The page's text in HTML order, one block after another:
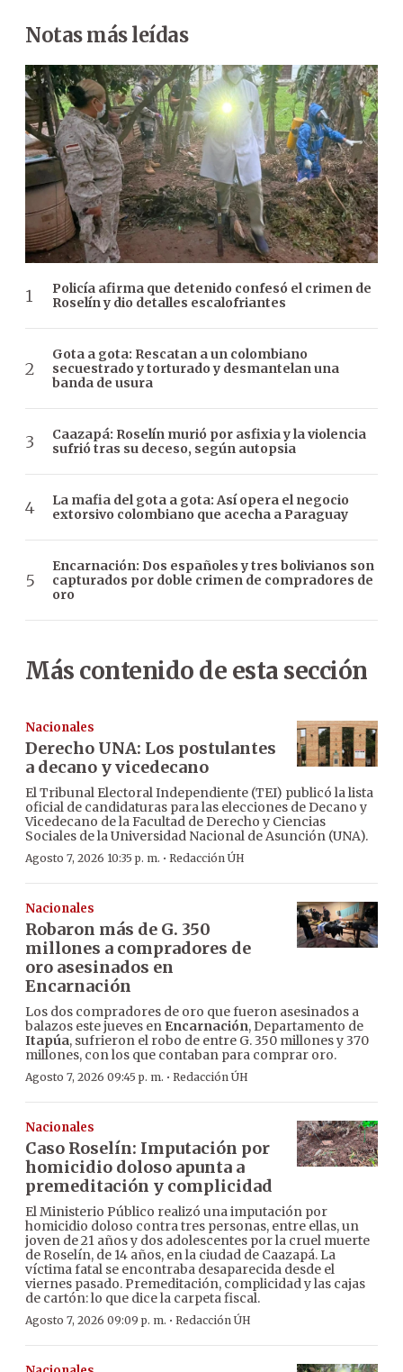
Notas más leídas
Policía afirma que detenido confesó el crimen de
Roselín y dio detalles escalofriantes
Gota a gota: Rescatan a un colombiano
secuestrado y torturado y desmantelan una
banda de usura
Caazapá: Roselín murió por asfixia y la violencia
sufrió tras su deceso, según autopsia
La mafia del gota a gota: Así opera el negocio
extorsivo colombiano que acecha a Paraguay
Encarnación: Dos españoles y tres bolivianos son
capturados por doble crimen de compradores de
oro
Más contenido de esta sección
Nacionales
Derecho UNA: Los postulantes
a decano y vicedecano
El Tribunal Electoral Independiente (TEI) publicó la lista
oficial de candidaturas para las elecciones de Decano y
Vicedecano de la Facultad de Derecho y Ciencias
Sociales de la Universidad Nacional de Asunción (UNA).
Agosto 7, 2026 10:35 p. m. · Redacción ÚH
Nacionales
Robaron más de G. 350
millones a compradores de
oro asesinados en
Encarnación
Los dos compradores de oro que fueron asesinados a
balazos este jueves en Encarnación, Departamento de
Itapúa, sufrieron el robo de entre G. 350 millones y 370
millones, con los que contaban para comprar oro.
Agosto 7, 2026 09:45 p. m. · Redacción ÚH
Nacionales
Caso Roselín: Imputación por
homicidio doloso apunta a
premeditación y complicidad
El Ministerio Público realizó una imputación por
homicidio doloso contra tres personas, entre ellas, un
joven de 21 años y dos adolescentes por la cruel muerte
de Roselín, de 14 años, en la ciudad de Caazapá. La
víctima fatal se encontraba desaparecida desde el
viernes pasado. Premeditación, complicidad y las cajas
de cartón: lo que dice la carpeta fiscal.
Agosto 7, 2026 09:09 p. m. · Redacción ÚH